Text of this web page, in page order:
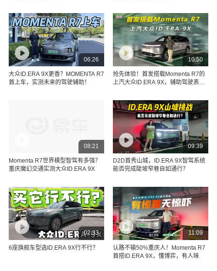
06:26
大众ID.ERA 9X更香？MOMENTA R7
首上车，实测未来的驾驶辅助！
10:50
抢先体验！首发搭载Momenta R7的
上汽大众ID.ERA 9X，辅助驾驶表现
08:21
Momenta R7世界模型智驾有多强？
重庆魔幻交通实测大众ID.ERA 9X
09:39
D2D首秀山城，ID.ERA 9X智驾系统
能否完成陡坡窄巷自如通行？
02:33
6座旗舰车型选ID.ERA 9X行不行？
11:09
认路不输50%重庆人！Momenta R7
首搭ID.ERA 9X，懂博弈，有人味